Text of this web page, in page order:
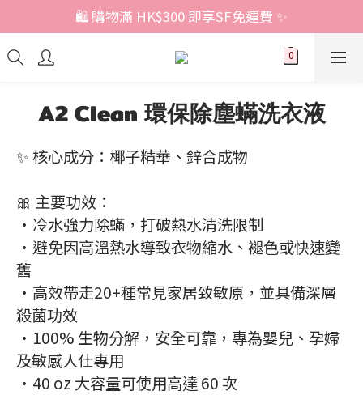
🛍️ 購物滿 HK$300 即享SF免運費 ✨
A2 Clean 環保除塵蟎洗衣液
✨ 核心成分：椰子精華、鋅合成物
🎀 主要功效：
•冷水強力除蟎，打破熱水清洗限制
•避免因高溫熱水導致衣物縮水、褪色或快速變
舊
•高效帶走20+種常見家居致敏原，並具備深層
殺菌功效
•100% 生物分解，安全可靠，專為嬰兒、孕婦
及敏感人仕專用
•40 oz 大容量可使用高達 60 次